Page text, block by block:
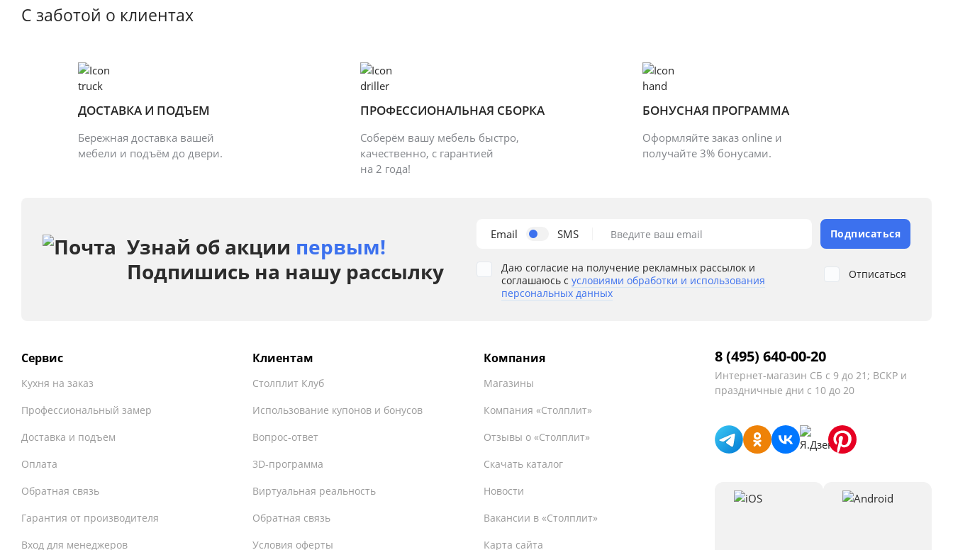
С заботой о клиентах
ДОСТАВКА И ПОДЪЕМ
Бережная доставка вашей
мебели и подъём до двери.
ПРОФЕССИОНАЛЬНАЯ СБОРКА
Соберём вашу мебель быстро,
качественно, с гарантией
на 2 года!
БОНУСНАЯ ПРОГРАММА
Оформляйте заказ online и
получайте 3% бонусами.
Узнай об акции первым!
Подпишись на нашу рассылку
Email SMS Введите ваш email Подписаться
Даю согласие на получение рекламных рассылок и
соглашаюсь с условиями обработки и использования
персональных данных
Отписаться
Сервис
Кухня на заказ
Профессиональный замер
Доставка и подъем
Оплата
Обратная связь
Гарантия от производителя
Вход для менеджеров
Клиентам
Столплит Клуб
Использование купонов и бонусов
Вопрос-ответ
3D-программа
Виртуальная реальность
Обратная связь
Условия оферты
Компания
Магазины
Компания «Столплит»
Отзывы о «Столплит»
Скачать каталог
Новости
Вакансии в «Столплит»
Карта сайта
8 (495) 640-00-20
Интернет-магазин СБ с 9 до 21; ВСКР и
праздничные дни с 10 до 20